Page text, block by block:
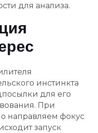
для анализа.
инстинкта
для его
При
направляем фокус
запуск